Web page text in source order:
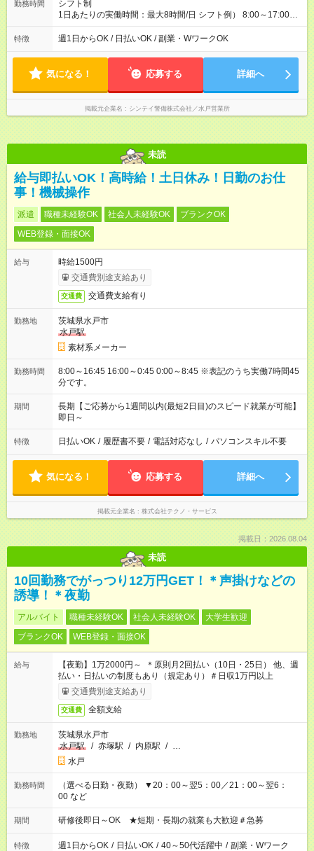
勤務時間
シフト制
1日あたりの実働時間：最大8時間/日 シフト例） 8:00～17:00
※実働8h・休憩1h 週4日～OK！
特徴 週1日からOK / 日払いOK / 副業・WワークOK
気になる！ 応募する 詳細へ
掲載元企業名 シンテイ警備株式会社／水戸営業所
未読
給与即払いOK！高時給！土日休み！日勤のお仕
事！機械操作
派遣 職種未経験OK 社会人未経験OK
ブランクOK
WEB登録・面接OK
給与
時給1500円
交通費別途支給あり
交通費 交通費支給有り
勤務地
茨城県水戸市
水戸駅
素材系メーカー
勤務時間
8:00～16:45 16:00～0:45 0:00～8:45 ※表記のうち実働7時間45
分です。
期間
長期【ご応募から1週間以内(最短2日目)のスピード就業が可能】
即日～
特徴 日払いOK / 履歴書不要 / 電話対応なし / パソコンスキル不要
気になる！ 応募する 詳細へ
掲載元企業名 株式会社テクノ・サービス
掲載日：2026.08.04
未読
10回勤務でがっつり12万円GET！＊声掛けなどの
誘導！＊夜勤
アルバイト 職種未経験OK 社会人未経験OK
大学生歓迎
ブランクOK
WEB登録・面接OK
給与
【夜勤】1万2000円～ ＊原則月2回払い（10日・25日） 他、週
払い・日払いの制度もあり（規定あり）＃日収1万円以上
交通費別途支給あり
交通費 全額支給
勤務地
茨城県水戸市
水戸駅
/ 赤塚駅 / 内原駅 / …
水戸
勤務時間
（選べる日勤・夜勤） ▼20：00～翌5：00／21：00～翌6：
00 など
期間 研修後即日～OK ★短期・長期の就業も大歓迎＃急募
特徴 週1日からOK / 日払いOK / 40～50代活躍中 / 副業・Wワーク